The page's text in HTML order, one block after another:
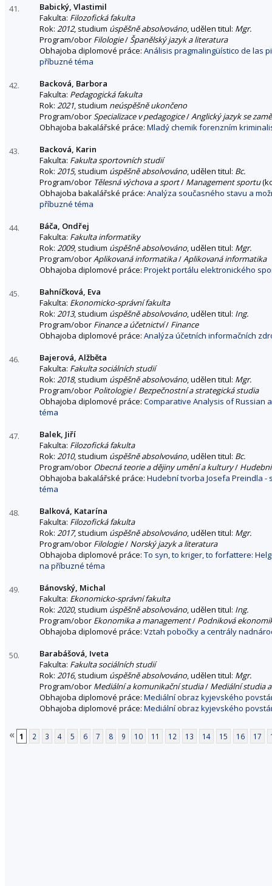
41.
Babický, Vlastimil
Fakulta: Filozofická fakulta
Rok: 2012, studium úspěšně absolvováno, udělen titul: Mgr.
Program/obor Filologie/Španělský jazyk a literatura
Obhajoba diplomové práce: Análisis pragmalingüístico de las
příbuzné téma
42.
Backová, Barbora
Fakulta: Pedagogická fakulta
Rok: 2021, studium neúspěšně ukončeno
Program/oborSpecializace v pedagogice/Anglický jazyk se
Obhajoba bakalářské práce: Mladý chemik forenzním
43.
Backová, Karin
Fakulta: Fakulta sportovních studií
Rok: 2015, studium úspěšně absolvováno, udělen titul: Bc.
Program/obor Tělesná výchova a sport/ Management sportu
Obhajoba bakalářské práce: Analýza současného stavu a
příbuzné téma
44.
Báča, Ondřej
Fakulta: Fakulta informatiky
Rok: 2009, studium úspěšně absolvováno, udělen titul: Mgr.
Program/oborAplikovaná informatika/Aplikovaná informatika
Obhajoba diplomové práce: Projekt portálu elektronického
45.
Bahníčková, Eva
Fakulta: Ekonomicko-správní fakulta
Rok: 2013, studium úspěšně absolvováno, udělen titul: Ing.
Program/obor Finance a účetnictví/ Finance
Obhajoba diplomové práce: Analýza účetních informačních
46.
Bajerová, Alžběta
Fakulta: Fakulta sociálních studií
Rok: 2018, studium úspěšně absolvováno, udělen titul: Mgr.
Program/obor Politologie/ Bezpečnostní a strategická studia
Obhajoba diplomové práce: Comparative Analysis of Russian
téma
47.
Balek, Jiří
Fakulta: Filozofická fakulta
Rok: 2010, studium úspěšně absolvováno, udělen titul: Bc.
Program/obor Obecná teorie a dějiny umění a kultury/
Obhajoba bakalářské práce: Hudební tvorba Josefa Preindla
téma
48.
Balková, Katarína
Fakulta: Filozofická fakulta
Rok: 2017, studium úspěšně absolvováno, udělen titul: Mgr.
Program/obor Filologie/ Norský jazyk a literatura
Obhajoba diplomové práce: To syn, to kriger, to forfattere:
na příbuzné téma
49.
Bánovský, Michal
Fakulta: Ekonomicko-správní fakulta
Rok: 2020, studium úspěšně absolvováno, udělen titul: Ing.
Program/obor Ekonomika a management/ Podniková
Obhajoba diplomové práce: Vztah pobočky a centrály
50.
Barabášová, Iveta
Fakulta: Fakulta sociálních studií
Rok: 2016, studium úspěšně absolvováno, udělen titul: Mgr.
Program/obor Mediální a komunikační studia/ Mediální studia
Obhajoba diplomové práce: Mediální obraz kyjevského
Obhajoba diplomové práce: Mediální obraz kyjevského
« 1 2 3 4 5 6 7 8 9 10 11 12 13 14 15 16 17